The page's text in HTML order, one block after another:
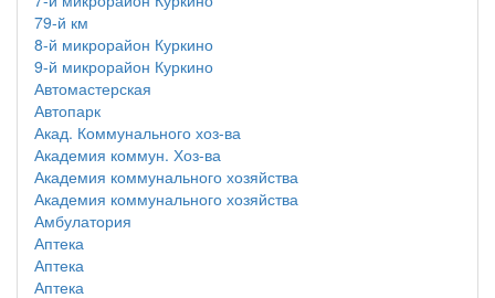
79-й км
8-й микрорайон Куркино
9-й микрорайон Куркино
Автомастерская
Автопарк
Акад. Коммунального хоз-ва
Академия коммун. Хоз-ва
Академия коммунального хозяйства
Академия коммунального хозяйства
Амбулатория
Аптека
Аптека
Аптека